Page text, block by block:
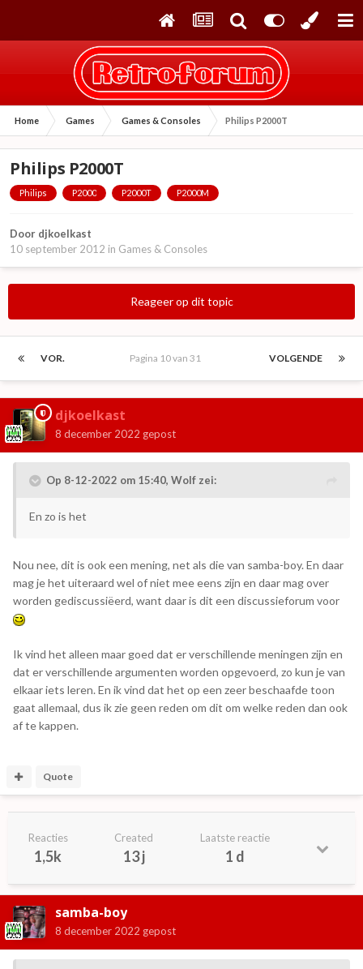
Home Games Games & Consoles Philips P2000T
Philips P2000T
Philips P2000 P2000T P2000M
Door djkoelkast
10 september 2012 in Games & Consoles
Reageer op dit topic
VOR. VOLGENDE
Pagina 10 van 31
djkoelkast
8 december 2022 gepost
Op 8-12-2022 om 15:40, Wolf zei:
En zo is het
Nou nee, dit is ook een mening, net als die van samba-boy. En daar
mag je het uiteraard wel of niet mee eens zijn en daar mag over
worden gediscussiëerd, want daar is dit een discussieforum voor
Ik vind het alleen maar goed dat er verschillende meningen zijn en
dat er verschillende argumenten worden opgevoerd, zo kun je van
elkaar iets leren. En ik vind dat het op een zeer beschaafde toon
gaat allemaal, dus ik zie geen reden om dit om welke reden dan ook
af te kappen.
Quote
Reacties
1,5k
Created
13 j
Laatste reactie
1 d
samba-boy
8 december 2022 gepost